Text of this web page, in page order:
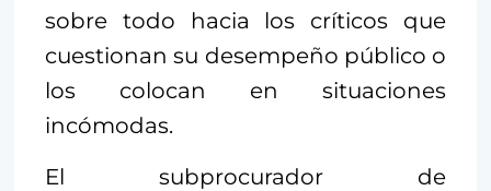
sobre todo hacia los críticos que
cuestionan su desempeño público o
los colocan en situaciones
incómodas.
El subprocurador de